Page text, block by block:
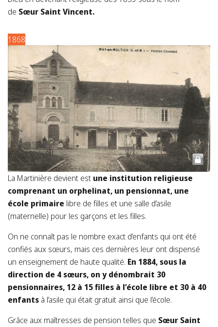
de Sœur Saint Vincent.
1868
La Martinière devient est une institution religieuse
comprenant un orphelinat, un pensionnat, une
école primaire libre de filles et une salle d’asile
(maternelle) pour les garçons et les filles.​
​On ne connaît pas le nombre exact d’enfants qui ont été
confiés aux sœurs, mais ces dernières leur ont dispensé
un enseignement de haute qualité. En 1884, sous la
direction de 4 sœurs, on y dénombrait 30
pensionnaires, 12 à 15 filles à l’école libre et 30 à 40
enfants à l’asile qui était gratuit ainsi que l’école. ​
Grâce aux maîtresses de pension telles que Sœur Saint